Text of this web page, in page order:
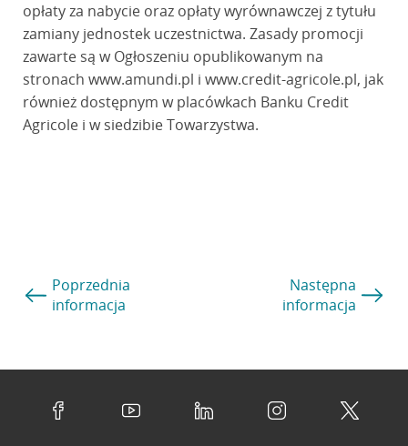
opłaty za nabycie oraz opłaty wyrównawczej z tytułu
zamiany jednostek uczestnictwa. Zasady promocji
zawarte są w Ogłoszeniu opublikowanym na
stronach www.amundi.pl i www.credit-agricole.pl, jak
również dostępnym w placówkach Banku Credit
Agricole i w siedzibie Towarzystwa.
Poprzednia
informacja
Następna
informacja